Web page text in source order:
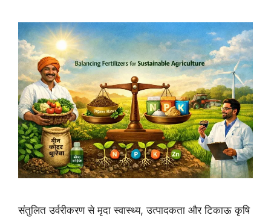
संतुलित उर्वरीकरण से मृदा स्वास्थ्य, उत्पादकता और टिकाऊ कृषि